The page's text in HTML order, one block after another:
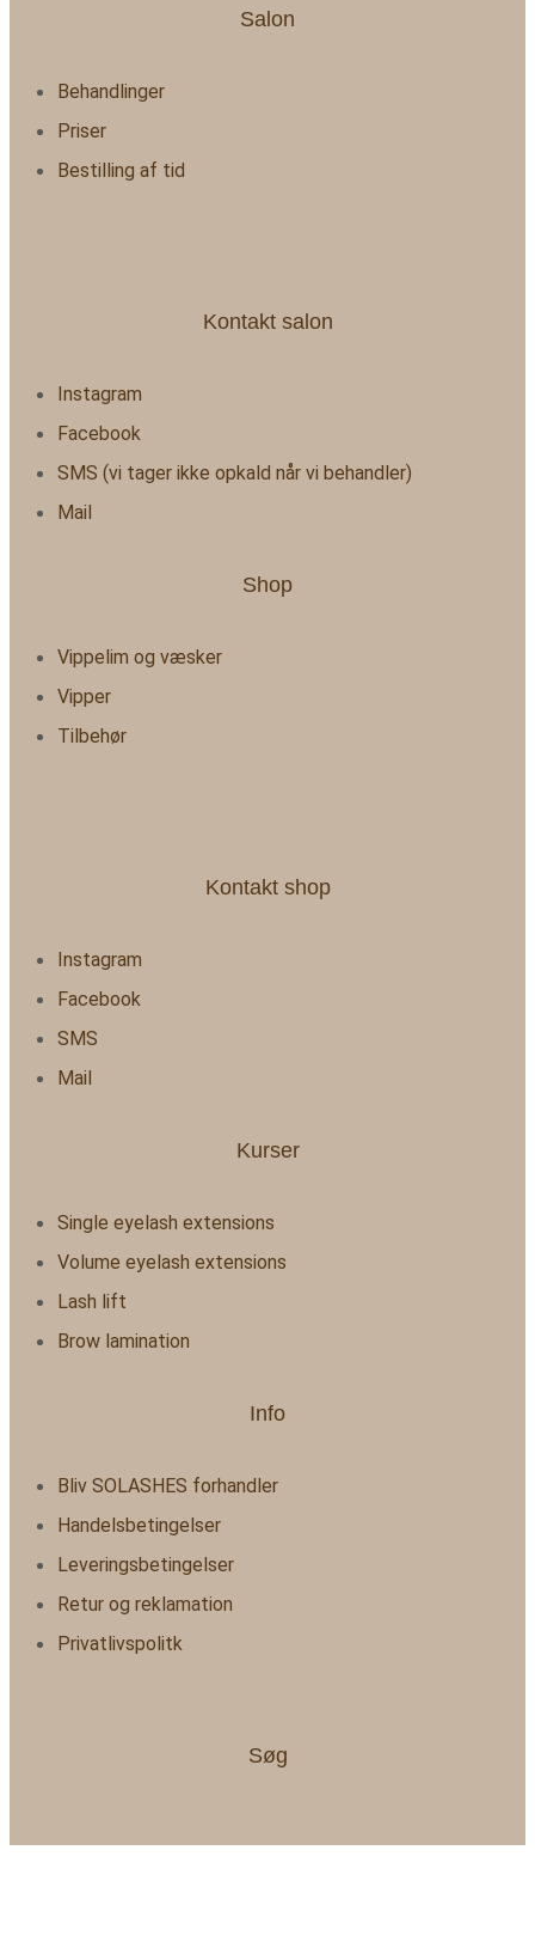
Salon
Behandlinger
Priser
Bestilling af tid
Kontakt salon
Instagram
Facebook
SMS (vi tager ikke opkald når vi behandler)
Mail
Shop
Vippelim og væsker
Vipper
Tilbehør
Kontakt shop
Instagram
Facebook
SMS
Mail
Kurser
Single eyelash extensions
Volume eyelash extensions
Lash lift
Brow lamination
Info
Bliv SOLASHES forhandler
Handelsbetingelser
Leveringsbetingelser
Retur og reklamation
Privatlivspolitk
Søg